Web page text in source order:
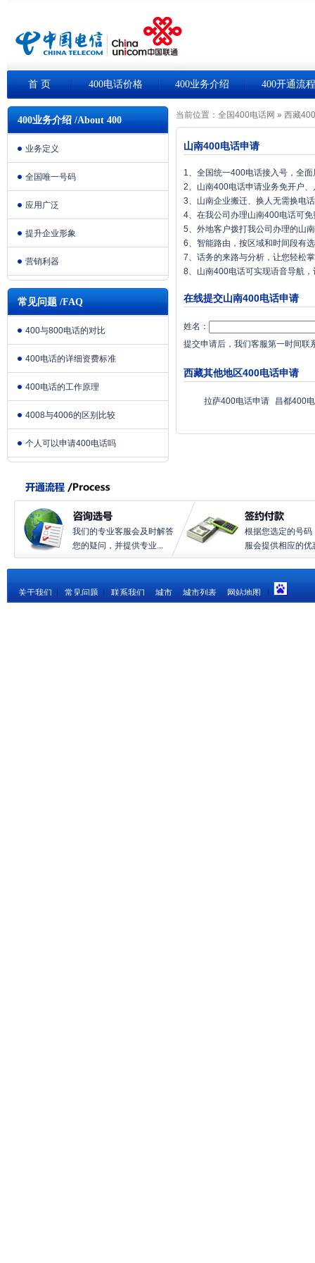
首 页 400电话价格 400业务介绍 400开通流程
400业务介绍 /About 400
业务定义
全国唯一号码
应用广泛
提升企业形象
营销利器
常见问题 /FAQ
400与800电话的对比
400电话的详细资费标准
400电话的工作原理
4008与4006的区别比较
个人可以申请400电话吗
当前位置： 全国400电话网 » 西藏
山南400电话申请
1、全国统一400电话接入号，全
2、山南400电话申请业务免开户
3、山南企业搬迁、换人无需换电
4、在我公司办理山南400电话可
5、外地客户拨打我公司办理的山
6、智能路由，按区域和时间段有
7、话务的来路与分析，让您轻松
8、山南400电话可实现语音导航
在线提交山南400电话申请
姓名：
提交申请后，我们客服第一时间联
西藏其他地区400电话申请
拉萨400电话申请 昌都400
我们的专业客服会及时解答
您的疑问，并提供专业...
根据您选定的号码
服会提供相应的优
关于我们 常见问题 联系我们 城市 城市列表 网站地图